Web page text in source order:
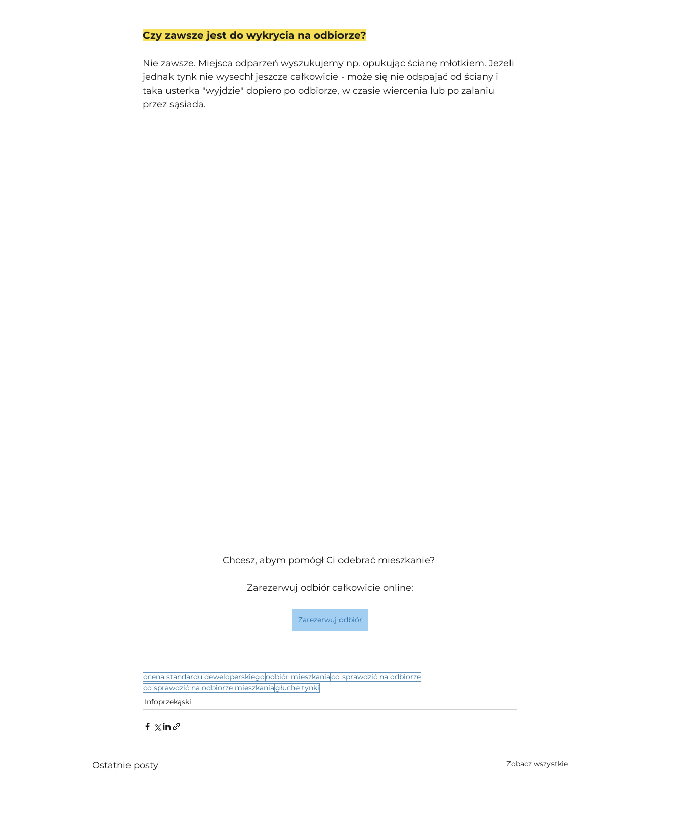
Czy zawsze jest do wykrycia na odbiorze?
Nie zawsze. Miejsca odparzeń wyszukujemy np. opukując ścianę młotkiem. Jeżeli
jednak tynk nie wysechł jeszcze całkowicie - może się nie odspajać od ściany i
taka usterka "wyjdzie" dopiero po odbiorze, w czasie wiercenia lub po zalaniu
przez sąsiada.
Chcesz, abym pomógł Ci odebrać mieszkanie?
Zarezerwuj odbiór całkowicie online:
Zarezerwuj odbiór
ocena standardu deweloperskiegoodbiór mieszkaniaco sprawdzić na odbiorze
co sprawdzić na odbiorze mieszkaniagłuche tynki
Infoprzekąski
Ostatnie posty Zobacz wszystkie